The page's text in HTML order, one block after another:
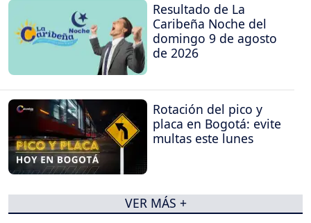
Resultado de La
Caribeña Noche del
domingo 9 de agosto
de 2026
Rotación del pico y
placa en Bogotá: evite
multas este lunes
VER MÁS +